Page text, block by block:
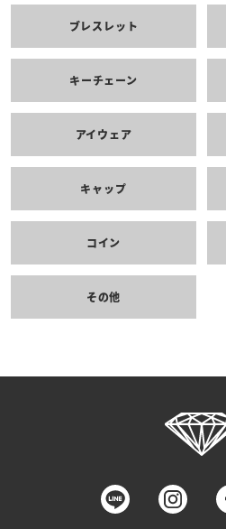
ブレスレット
キーチェーン
アイウェア
キャップ
コイン
その他